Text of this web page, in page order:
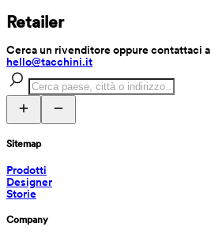
Retailer
Cerca un rivenditore oppure contattaci a
hello@tacchini.it
Sitemap
Prodotti
Designer
Storie
Company